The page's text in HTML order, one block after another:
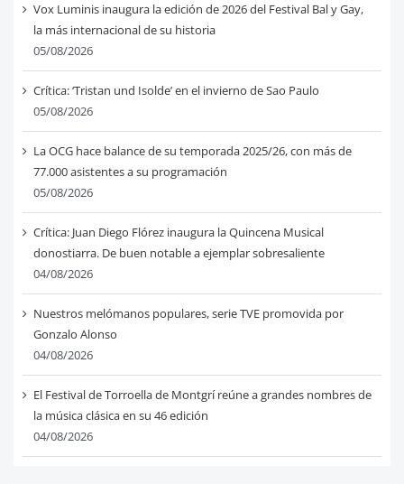
Vox Luminis inaugura la edición de 2026 del Festival Bal y Gay,
la más internacional de su historia
05/08/2026
Crítica: ‘Tristan und Isolde’ en el invierno de Sao Paulo
05/08/2026
La OCG hace balance de su temporada 2025/26, con más de
77.000 asistentes a su programación
05/08/2026
Crítica: Juan Diego Flórez inaugura la Quincena Musical
donostiarra. De buen notable a ejemplar sobresaliente
04/08/2026
Nuestros melómanos populares, serie TVE promovida por
Gonzalo Alonso
04/08/2026
El Festival de Torroella de Montgrí reúne a grandes nombres de
la música clásica en su 46 edición
04/08/2026